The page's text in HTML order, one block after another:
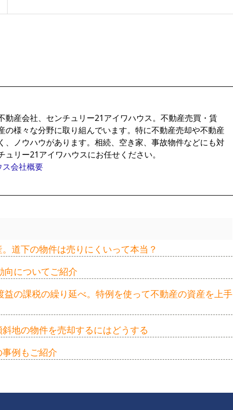
動産会社、センチュリー21アイワハウス。不動産売買・賃
の様々な分野に取り組んでいます。特に不動産売却や不動産
、ノウハウがあります。相続、空き家、事故物件などにも対
リー21アイワハウスにお任せください。
会社概要
道下の物件は売りにくいって本当？
向についてご紹介
益の課税の繰り延べ。特例を使って不動産の資産を上手
地の物件を売却するにはどうする
例もご紹介